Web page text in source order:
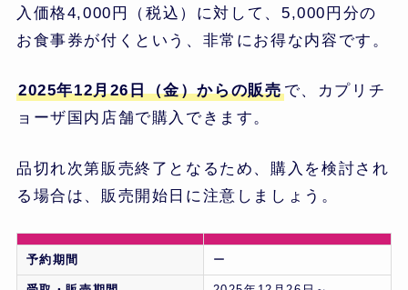
入価格4,000円（税込）に対して、5,000円分の
お食事券が付くという、非常にお得な内容です。
2025年12月26日（金）からの販売で、カプリチ
ョーザ国内店舗で購入できます。
品切れ次第販売終了となるため、購入を検討され
る場合は、販売開始日に注意しましょう。
予約期間 ー